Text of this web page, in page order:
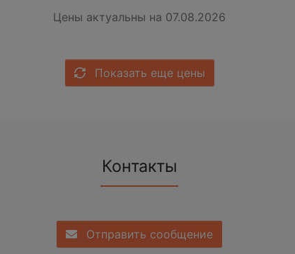
Цены актуальны на 07.08.2026
Показать еще цены
Контакты
Отправить сообщение